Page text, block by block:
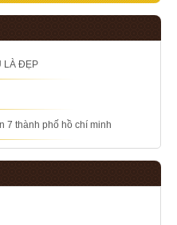
LÀ ĐẸP
7 thành phố hồ chí minh